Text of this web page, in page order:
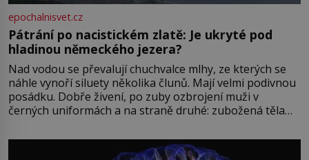
epochalnisvet.cz
Pátrání po nacistickém zlatě: Je ukryté pod
hladinou německého jezera?
Nad vodou se převalují chuchvalce mlhy, ze kterých se
náhle vynoří siluety několika člunů. Mají velmi podivnou
posádku. Dobře živení, po zuby ozbrojení muži v
černých uniformách a na straně druhé: zubožená těla
přízračná scéna znamená? Je jaro roku 1945, druhá
světová válka se chýlí ke konci. Jezero Stolpsee